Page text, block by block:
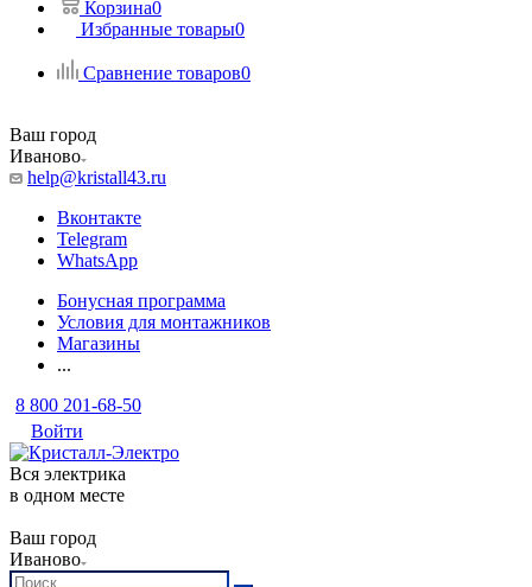
Корзина0
Избранные товары0
Сравнение товаров0
Ваш город
Иваново
help@kristall43.ru
Вконтакте
Telegram
WhatsApp
Бонусная программа
Условия для монтажников
Магазины
...
8 800 201-68-50
Войти
Вся электрика
в одном месте
Ваш город
Иваново